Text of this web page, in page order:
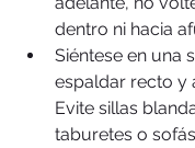
dentro ni hacia
Siéntese en una
espaldar recto y
Evite sillas
taburetes o